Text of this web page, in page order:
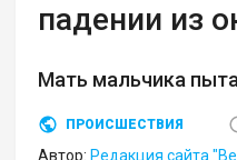
падении из
Мать мальчика
ПРОИСШЕСТВИЯ
Автор: Редакция сайта